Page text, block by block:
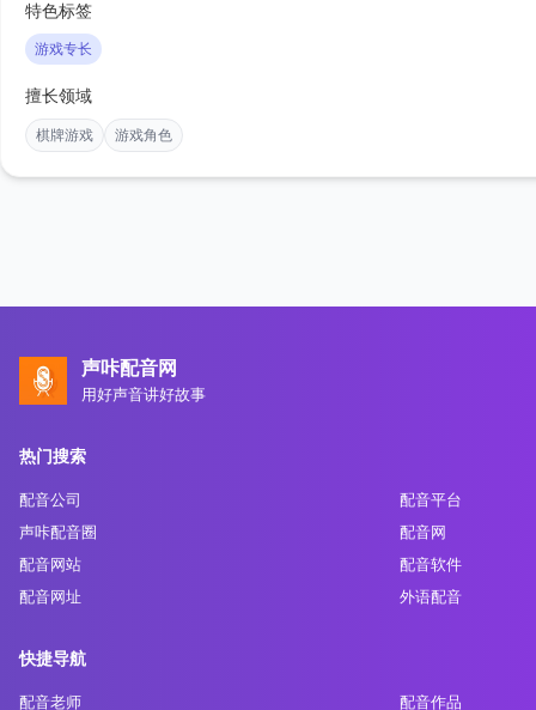
特色标签
游戏专长
擅长领域
棋牌游戏 游戏角色
声咔配音网
用好声音讲好故事
热门搜索
配音公司
配音平台
声咔配音圈
配音网
配音网站
配音软件
配音网址
外语配音
快捷导航
配音老师 配音作品